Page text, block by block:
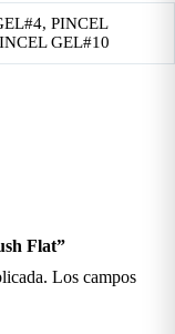
PINCEL
GEL#10
Flat”
Los campos